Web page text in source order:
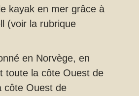
kayak en mer grâce à
(voir la rubrique
en Norvège, en
toute la côte Ouest de
côte Ouest de